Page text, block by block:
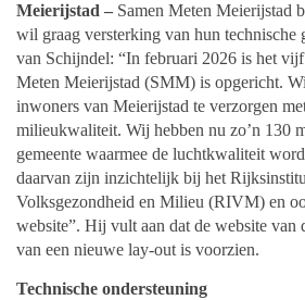
Meierijstad – Samen Meten Meierijstad
wil graag versterking van hun technische
van Schijndel: “In februari 2026 is het vijf
Meten Meierijstad (SMM) is opgericht.
inwoners van Meierijstad te verzorgen
milieukwaliteit. Wij hebben nu zo’n 130
gemeente waarmee de luchtkwaliteit
daarvan zijn inzichtelijk bij het
Volksgezondheid en Milieu (RIVM) en
website”. Hij vult aan dat de website van
van een nieuwe lay-out is voorzien.
Technische ondersteuning